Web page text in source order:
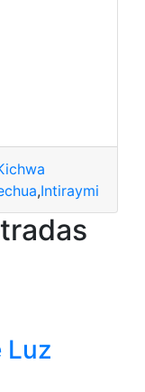
,Intiraymi
Luz